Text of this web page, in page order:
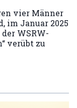
vier Männer
im Januar 2025
WSRW-
verübt zu